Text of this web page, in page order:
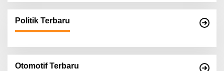
Politik Terbaru
Otomotif Terbaru